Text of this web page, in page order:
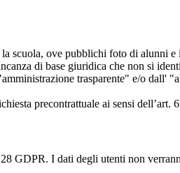
scuola, ove pubblichi foto di alunni e
di base giuridica che non si
trasparente" e/o dall'
precontrattuale ai sensi dell’art.
GDPR. I dati degli utenti non